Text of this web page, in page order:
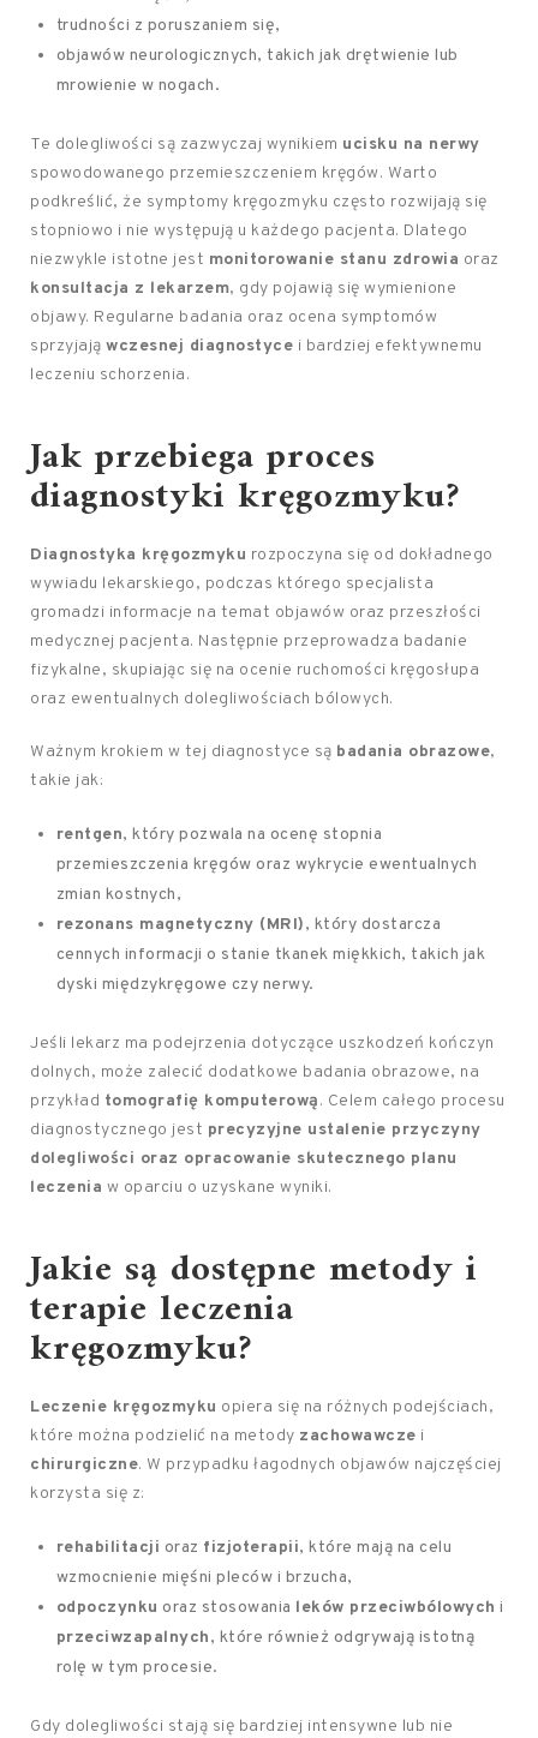
trudności z poruszaniem się,
objawów neurologicznych, takich jak drętwienie lub
mrowienie w nogach.
Te dolegliwości są zazwyczaj wynikiem ucisku na nerwy
spowodowanego przemieszczeniem kręgów. Warto
podkreślić, że symptomy kręgozmyku często rozwijają się
stopniowo i nie występują u każdego pacjenta. Dlatego
niezwykle istotne jest monitorowanie stanu zdrowia oraz
konsultacja z lekarzem, gdy pojawią się wymienione
objawy. Regularne badania oraz ocena symptomów
sprzyjają wczesnej diagnostyce i bardziej efektywnemu
leczeniu schorzenia.
Jak przebiega proces
diagnostyki kręgozmyku?
Diagnostyka kręgozmyku rozpoczyna się od dokładnego
wywiadu lekarskiego, podczas którego specjalista
gromadzi informacje na temat objawów oraz przeszłości
medycznej pacjenta. Następnie przeprowadza badanie
fizykalne, skupiając się na ocenie ruchomości kręgosłupa
oraz ewentualnych dolegliwościach bólowych.
Ważnym krokiem w tej diagnostyce są badania obrazowe,
takie jak:
rentgen, który pozwala na ocenę stopnia
przemieszczenia kręgów oraz wykrycie ewentualnych
zmian kostnych,
rezonans magnetyczny (MRI), który dostarcza
cennych informacji o stanie tkanek miękkich, takich jak
dyski międzykręgowe czy nerwy.
Jeśli lekarz ma podejrzenia dotyczące uszkodzeń kończyn
dolnych, może zalecić dodatkowe badania obrazowe, na
przykład tomografię komputerową. Celem całego procesu
diagnostycznego jest precyzyjne ustalenie przyczyny
dolegliwości oraz opracowanie skutecznego planu
leczenia w oparciu o uzyskane wyniki.
Jakie są dostępne metody i
terapie leczenia
kręgozmyku?
Leczenie kręgozmyku opiera się na różnych podejściach,
które można podzielić na metody zachowawcze i
chirurgiczne. W przypadku łagodnych objawów najczęściej
korzysta się z:
rehabilitacji oraz fizjoterapii, które mają na celu
wzmocnienie mięśni pleców i brzucha,
odpoczynku oraz stosowania leków przeciwbólowych i
przeciwzapalnych, które również odgrywają istotną
rolę w tym procesie.
Gdy dolegliwości stają się bardziej intensywne lub nie